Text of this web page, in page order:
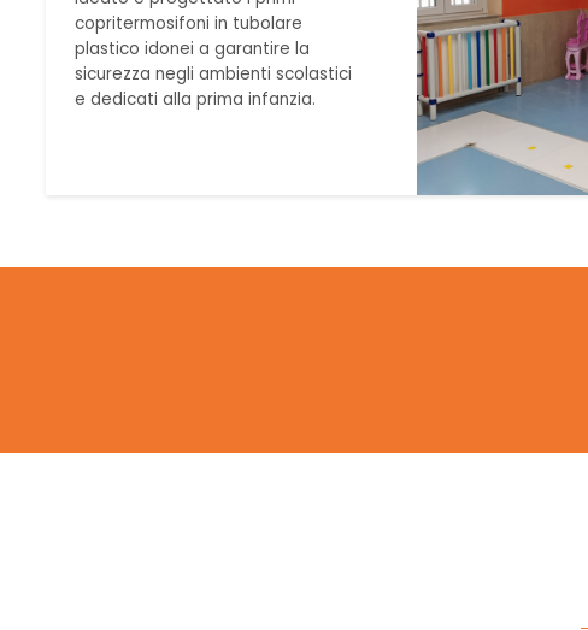
copritermosifoni in tubolare
plastico idonei a garantire la
sicurezza negli ambienti scolastici
e dedicati alla prima infanzia.